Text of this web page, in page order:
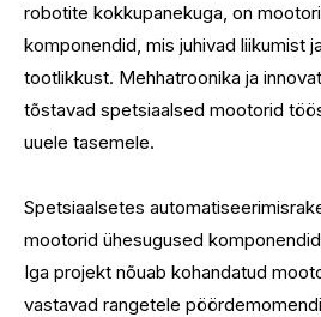
robotite kokkupanekuga, on
komponendid, mis juhivad liikumist
tootlikkust. Mehhatroonika ja
tõstavad spetsiaalsed mootorid
uuele tasemele.
Spetsiaalsetes
mootorid ühesugused
Iga projekt nõuab kohandatud
vastavad rangetele